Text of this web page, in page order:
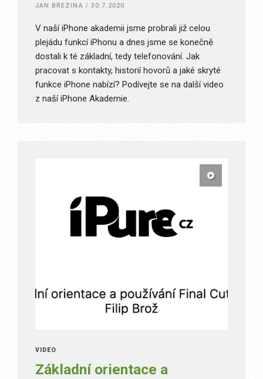
JAN BŘEZINA / 30.7.2020
V naší iPhone akademii jsme probrali již celou
plejádu funkcí iPhonu a dnes jsme se konečně
dostali k té základní, tedy telefonování. Jak
pracovat s kontakty, historií hovorů a jaké skryté
funkce iPhone nabízí? Podívejte se na další video
z naší iPhone Akademie.
VIDEO
Základní orientace a